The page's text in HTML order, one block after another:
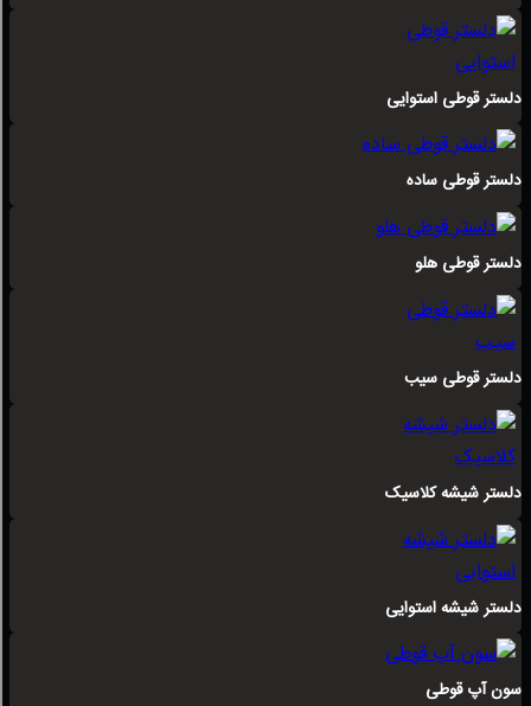
دلستر قوطی استوایی
دلستر قوطی ساده
دلستر قوطی هلو
دلستر قوطی سیب
دلستر شیشه کلاسیک
دلستر شیشه استوایی
سون آپ قوطی